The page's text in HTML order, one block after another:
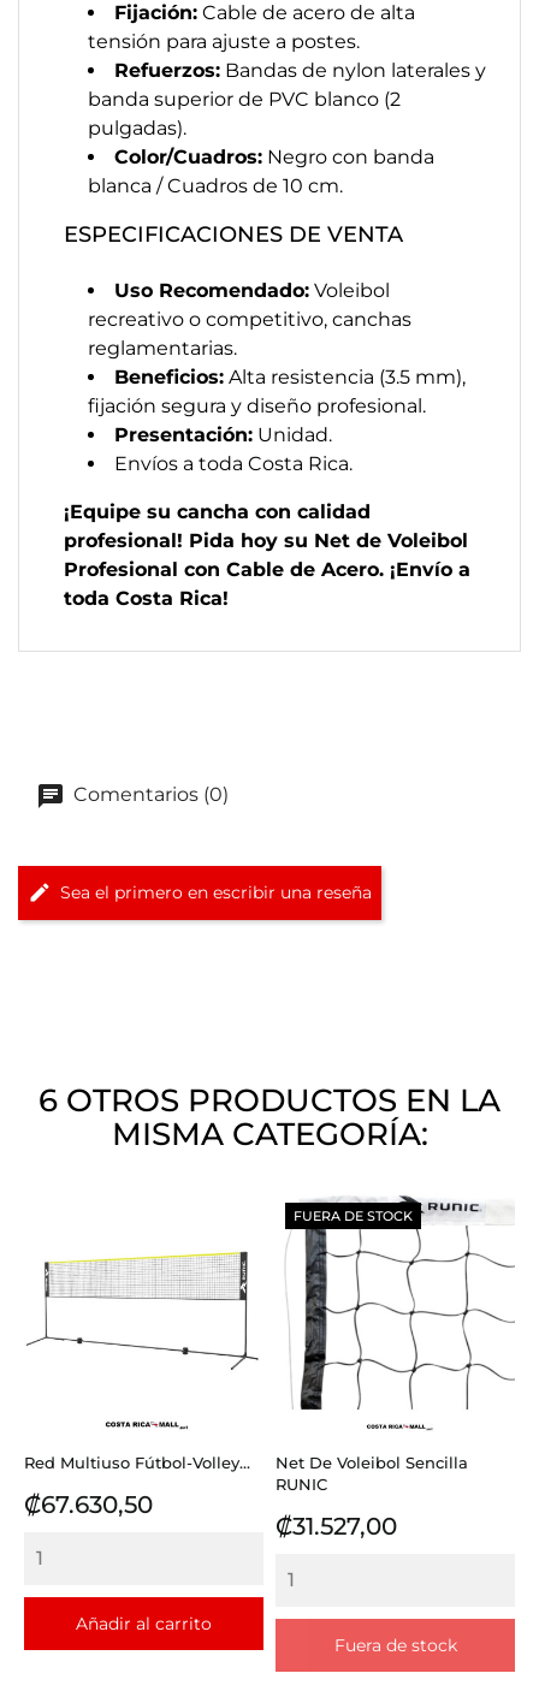
Fijación: Cable de acero de alta
tensión para ajuste a postes.
Refuerzos: Bandas de nylon laterales y
banda superior de PVC blanco (2
pulgadas).
Color/Cuadros: Negro con banda
blanca / Cuadros de 10 cm.
ESPECIFICACIONES DE VENTA
Uso Recomendado: Voleibol
recreativo o competitivo, canchas
reglamentarias.
Beneficios: Alta resistencia (3.5 mm),
fijación segura y diseño profesional.
Presentación: Unidad.
Envíos a toda Costa Rica.
¡Equipe su cancha con calidad
profesional! Pida hoy su Net de Voleibol
Profesional con Cable de Acero. ¡Envío a
toda Costa Rica!
Comentarios (0)
Sea el primero en escribir una reseña
6 OTROS PRODUCTOS EN LA
MISMA CATEGORÍA:
Red Multiuso Fútbol-Volley...
Precio
₡67.630,50
Añadir al carrito
Net De Voleibol Sencilla
RUNIC
Precio
₡31.527,00
Fuera de stock
FUERA DE STOCK